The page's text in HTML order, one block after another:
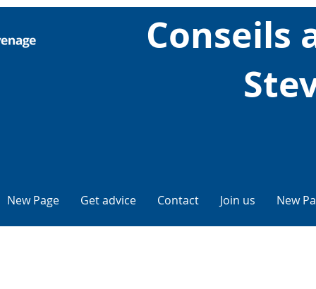
Conseils
New Page Get advice Contact Join us New